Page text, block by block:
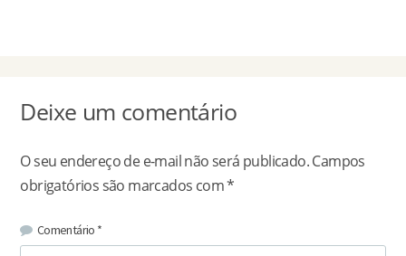
Deixe um comentário
O seu endereço de e-mail não será publicado.Campos
obrigatórios são marcados com*
Comentário *